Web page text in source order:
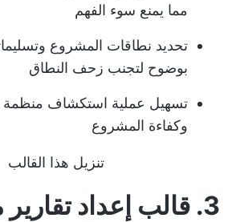
مما يمنع سوء الفهم
تحديد نطاقات المشروع
بوضوح لتجنب زحف النطاق
تسهيل عملية استكشاف منظمة
وكفاءة المشروع
تنزيل هذا القالب
3. قالب إعداد